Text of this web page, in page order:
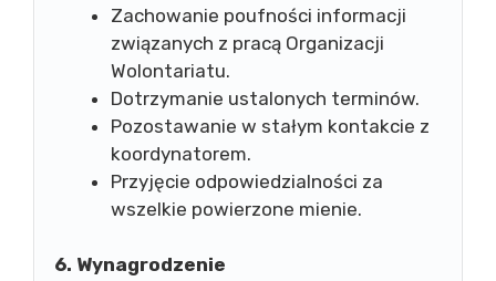
Zachowanie poufności informacji
związanych z pracą Organizacji
Wolontariatu.
Dotrzymanie ustalonych terminów.
Pozostawanie w stałym kontakcie z
koordynatorem.
Przyjęcie odpowiedzialności za
wszelkie powierzone mienie.
6. Wynagrodzenie